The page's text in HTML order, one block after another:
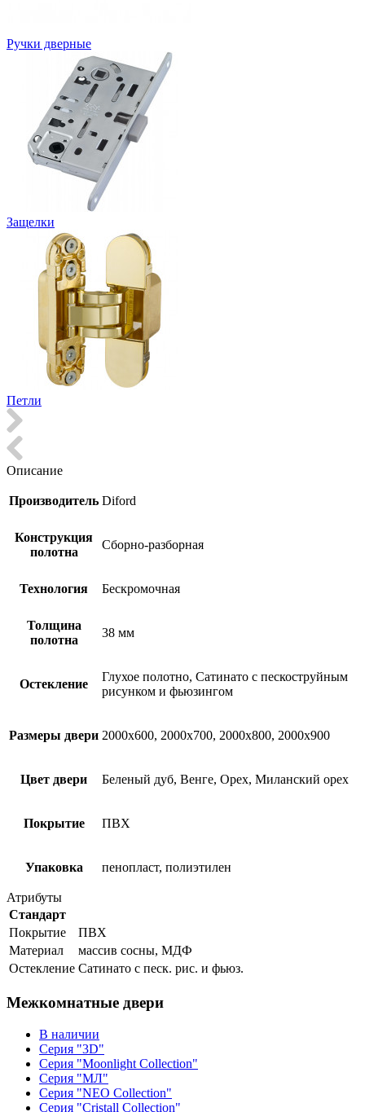
Ручки дверные
Защелки
Петли
Описание
Производитель Diford
Конструкция
полотна
Сборно-разборная
Технология Бескромочная
Толщина
полотна
38 мм
Остекление
Глухое полотно, Сатинато с пескоструйным
рисунком и фьюзингом
Размеры двери 2000х600, 2000х700, 2000х800, 2000х900
Цвет двери Беленый дуб, Венге, Орех, Миланский орех
Покрытие ПВХ
Упаковка пенопласт, полиэтилен
Атрибуты
Стандарт
Покрытие
ПВХ
Материал
массив сосны, МДФ
Остекление Сатинато с песк. рис. и фьюз.
Межкомнатные двери
В наличии
Серия "3D"
Серия "Moonlight Collection"
Серия "МЛ"
Серия "NEO Collection"
Серия "Cristall Collection"